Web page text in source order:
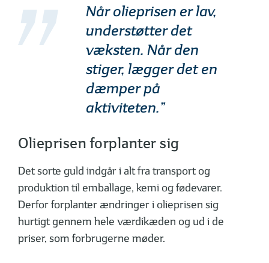
Når olieprisen er lav,
understøtter det
væksten. Når den
stiger, lægger det en
dæmper på
aktiviteten.”
Olieprisen forplanter sig
Det sorte guld indgår i alt fra transport og
produktion til emballage, kemi og fødevarer.
Derfor forplanter ændringer i olieprisen sig
hurtigt gennem hele værdikæden og ud i de
priser, som forbrugerne møder.